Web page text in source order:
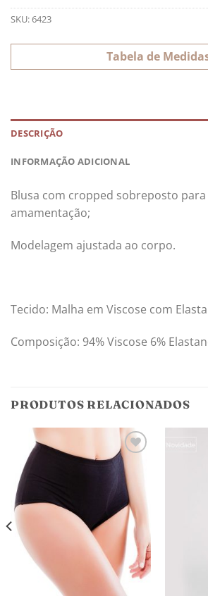
SKU:6423
Tabela de
DESCRIÇÃO
INFORMAÇÃO ADICIONAL
Blusa com cropped sobreposto
amamentação;
Modelagem ajustada ao corpo.
Tecido: Malha em Viscose com
Composição: 94% Viscose 6%
PRODUTOS RELACIONADOS
Adicionar
aos
meus
desejos